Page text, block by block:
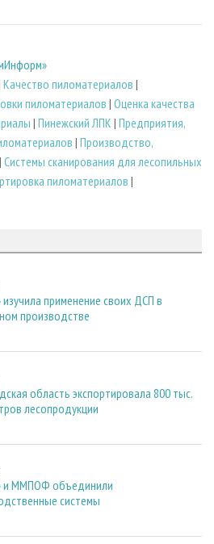
Качество пиломатериалов |
пиломатериалов | Оценка качества
| Пинежский ЛПК | Предприятия,
| Производство,
| Системы сканирования для лесопильных
пиломатериалов |
изучила применение своих ДСП в
производстве
область экспортировала 800 тыс.
лесопродукции
и ММПОФ объединили
системы